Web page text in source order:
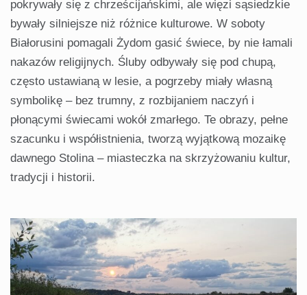
pokrywały się z chrześcijańskimi, ale więzi sąsiedzkie
bywały silniejsze niż różnice kulturowe. W soboty
Białorusini pomagali Żydom gasić świece, by nie łamali
nakazów religijnych. Śluby odbywały się pod chupą,
często ustawianą w lesie, a pogrzeby miały własną
symbolikę – bez trumny, z rozbijaniem naczyń i
płonącymi świecami wokół zmarłego. Te obrazy, pełne
szacunku i współistnienia, tworzą wyjątkową mozaikę
dawnego Stolina – miasteczka na skrzyżowaniu kultur,
tradycji i historii.